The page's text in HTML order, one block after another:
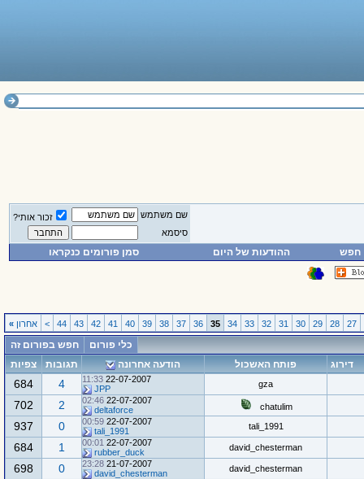
שם משתמש
זכור אותי?
סיסמא
חפש ההודעות של היום סמן פורומים כנקראו
27
28
29
30
31
32
33
34
35
36
37
38
39
40
41
42
43
44
> אחרון »
כלי פורום
חפש בפורום זה
דירוג
פותח האשכול הודעה אחרונה תגובות צפיות
gza
22-07-2007
11:33
JPP
4
684
chatulim
22-07-2007
02:46
deltaforce
2
702
tali_1991
22-07-2007
00:59
tali_1991
0
937
david_chesterman
22-07-2007
00:01
rubber_duck
1
684
david_chesterman
21-07-2007
23:28
david_chesterman
0
698